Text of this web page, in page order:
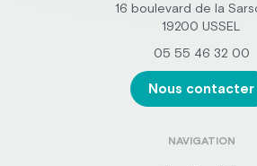
16 boulevard de la
19200 USSEL
05 55 46 32 00
Nous contacter
NAVIGATION